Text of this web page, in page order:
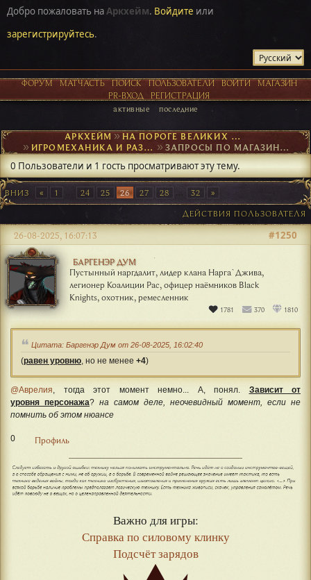
Добро пожаловать наАркхейм. Войдите или
зарегистрируйтесь.
ФОРУМ МАТЧАСТЬ ПОИСК ПОЛЬЗОВАТЕЛИ ВОЙТИ
МАГАЗИН
PR-ВХОД
РЕГИСТРАЦИЯ
активные последние
АРКХЕЙМ► НА ПОРОГЕ ВЕЛИКИХ ОТКРЫТИЙ
► ИГРОМЕХАНИКА И РАЗВИТИЕ ПЕРСОНАЖА ► ЗАПРОСЫ ПО МАГАЗИНУ И КАРТОЧКЕ
0 Пользователи и 1 гость просматривают эту тему.
ВНИЗ 1 24 25 26 27 28
32
ДЕЙСТВИЯ ПОЛЬЗОВАТЕЛЯ
БАРГЕНЭР ДУМ
Пустынный наргдалит, лидер клана Нарга`Джива,
легионер Коалиции Рас, офицер наёмников Black
Knights, охотник, ремесленник
1781 370 1810
#1250
26-08-2025, 16:07:13
Цитата: Баргенэр Дум от 26-08-2025, 16:02:40
(равен уровню , но не менее +4)
@Аврелия, тогда этот момент немно... А, понял. Зависит от
уровня персонажа? на самом деле, неочевидный момент, если не
помнить об этом нюансе
0 Профиль
Важно для игры:
Справка по силовому клинку
Подсчёт зарядов